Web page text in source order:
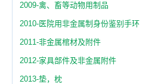
2009-禽、畜等动物用制品
2010-医院用非金属制身份鉴别手环
2011-非金属棺材及附件
2012-家具部件及非金属附件
2013-垫，枕